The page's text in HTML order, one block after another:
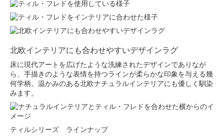
北欧インテリアにも合わせやすいデザインラグ
床に現代アートを広げたような洗練されたデザインでありなが
ら、手描きのような表情を持つラインが柔らかな印象を与える幾
何学柄。温かみのある北欧ナチュラルインテリアにも優しく馴染
みます。
ティルシリーズ ラインナップ